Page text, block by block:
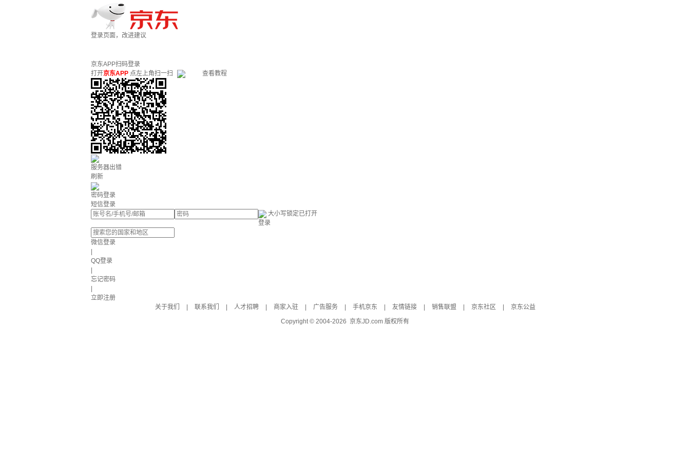
登录页面，改进建议
京东APP扫码登录
打开京东APP 点左上角扫一扫 查看教程
服务器出错
刷新
密码登录
短信登录
大小写锁定已打开
登录
微信登录
QQ登录
忘记密码
立即注册
关于我们
联系我们 人才招聘 商家入驻 广告服务 手机京东 友情链接 销售联盟 京东社区
京东公益
Copyright © 2004-2026 京东JD.com 版权所有